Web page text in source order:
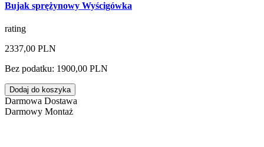
Bujak sprężynowy Wyścigówka
rating
2337,00 PLN
Bez podatku: 1900,00 PLN
Dodaj do koszyka
Darmowa Dostawa
Darmowy Montaż